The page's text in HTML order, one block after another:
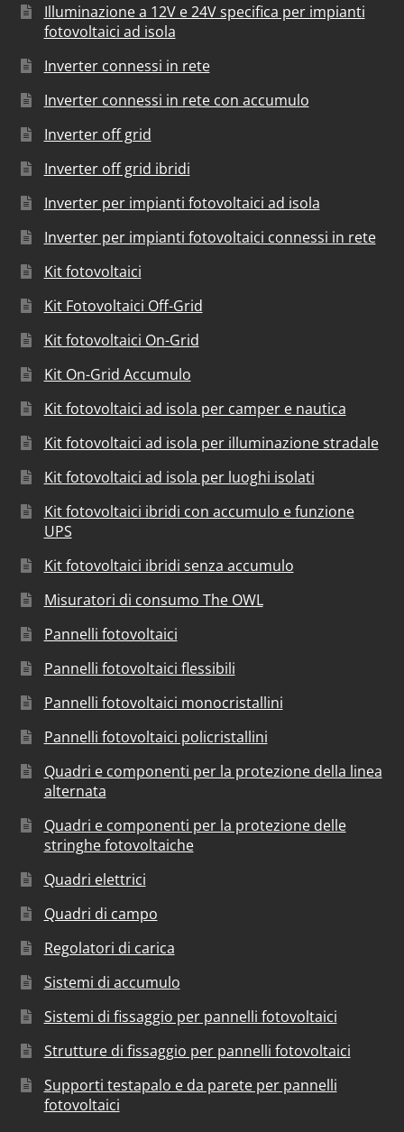
Illuminazione a 12V e 24V specifica per impianti
fotovoltaici ad isola
Inverter connessi in rete
Inverter connessi in rete con accumulo
Inverter off grid
Inverter off grid ibridi
Inverter per impianti fotovoltaici ad isola
Inverter per impianti fotovoltaici connessi in rete
Kit fotovoltaici
Kit Fotovoltaici Off-Grid
Kit fotovoltaici On-Grid
Kit On-Grid Accumulo
Kit fotovoltaici ad isola per camper e nautica
Kit fotovoltaici ad isola per illuminazione stradale
Kit fotovoltaici ad isola per luoghi isolati
Kit fotovoltaici ibridi con accumulo e funzione
UPS
Kit fotovoltaici ibridi senza accumulo
Misuratori di consumo The OWL
Pannelli fotovoltaici
Pannelli fotovoltaici flessibili
Pannelli fotovoltaici monocristallini
Pannelli fotovoltaici policristallini
Quadri e componenti per la protezione della linea
alternata
Quadri e componenti per la protezione delle
stringhe fotovoltaiche
Quadri elettrici
Quadri di campo
Regolatori di carica
Sistemi di accumulo
Sistemi di fissaggio per pannelli fotovoltaici
Strutture di fissaggio per pannelli fotovoltaici
Supporti testapalo e da parete per pannelli
fotovoltaici